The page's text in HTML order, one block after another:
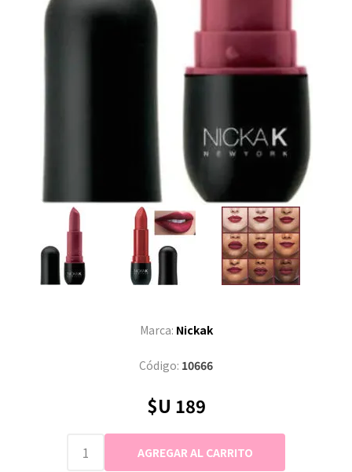
Marca: Nickak
Código: 10666
$U 189